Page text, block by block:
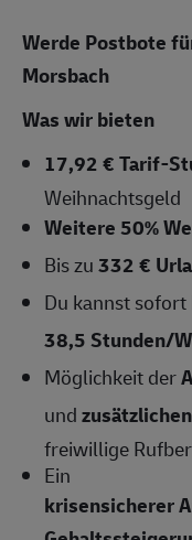
Werde Postbote
Morsbach
Was wir bieten
17,92 € Tarif-
Weihnachtsgeld
Weitere 50%
Bis zu332 €
Du kannst sofort
38,5Stunden/
Möglichkeit der
und
freiwillige
Ein
krisensicherer